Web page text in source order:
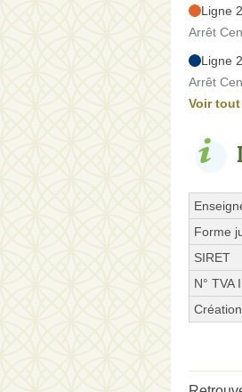
Ligne
Arrêt
Ligne
Arrêt
Voir tout
Forme
SIRET
N° TVA
Création